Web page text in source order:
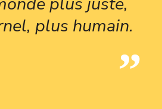
plus humain.